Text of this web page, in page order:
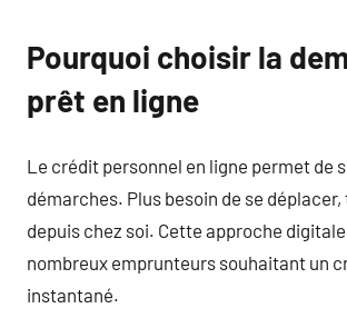
Pourquoi choisir la
prêt en ligne
Le crédit personnel en ligne permet de
démarches. Plus besoin de se
depuis chez soi. Cette approche digitale
nombreux emprunteurs souhaitant un
instantané.